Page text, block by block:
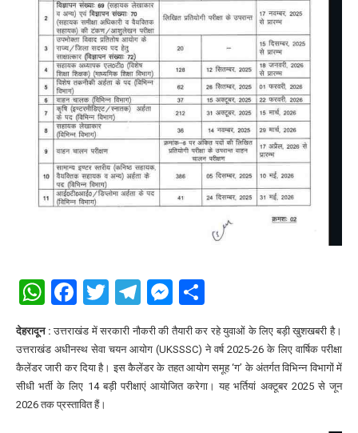
WhatsApp
Facebook
Twitter
Telegram
Messenger
देहरादून : उत्तराखंड में सरकारी नौकरी की तैयारी कर रहे युवाओं के लिए बड़ी खुशखबरी है।
उत्तराखंड अधीनस्थ सेवा चयन आयोग (UKSSSC) ने वर्ष 2025-26 के लिएवार्षिक परीक्षा
कैलेंडरजारी कर दिया है। इस कैलेंडर के तहत आयोगसमूह ‘ग’ के अंतर्गत विभिन्न विभागों में
सीधी भर्ती के लिए 14 बड़ी परीक्षाएं आयोजित करेगा। यह भर्तियां अक्टूबर 2025 से जून
2026तक प्रस्तावित हैं।